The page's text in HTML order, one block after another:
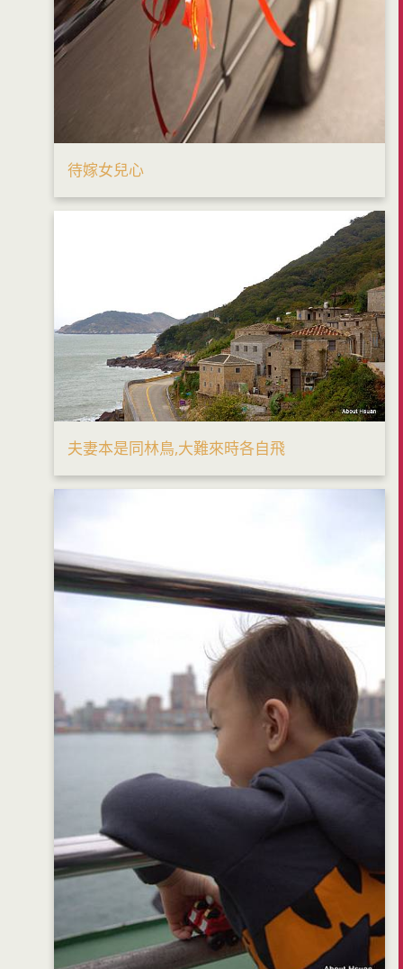
待嫁女兒心
夫妻本是同林鳥,大難來時各自飛